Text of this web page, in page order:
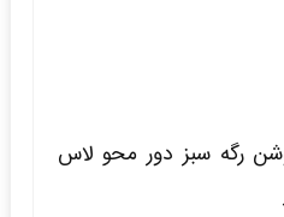
رگه سبز دور محو لاس